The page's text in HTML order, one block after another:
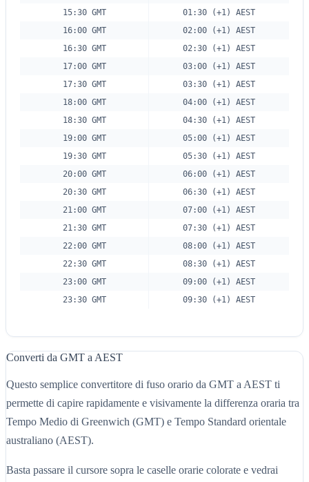
15:30 GMT
01:30 (+1) AEST
16:00 GMT
02:00 (+1) AEST
16:30 GMT
02:30 (+1) AEST
17:00 GMT
03:00 (+1) AEST
17:30 GMT
03:30 (+1) AEST
18:00 GMT
04:00 (+1) AEST
18:30 GMT
04:30 (+1) AEST
19:00 GMT
05:00 (+1) AEST
19:30 GMT
05:30 (+1) AEST
20:00 GMT
06:00 (+1) AEST
20:30 GMT
06:30 (+1) AEST
21:00 GMT
07:00 (+1) AEST
21:30 GMT
07:30 (+1) AEST
22:00 GMT
08:00 (+1) AEST
22:30 GMT
08:30 (+1) AEST
23:00 GMT
09:00 (+1) AEST
23:30 GMT
09:30 (+1) AEST
Converti da GMT a AEST
Questo semplice convertitore di fuso orario da GMT a AEST ti
permette di capire rapidamente e visivamente la differenza oraria tra
Tempo Medio di Greenwich (GMT) e Tempo Standard orientale
australiano (AEST).
Basta passare il cursore sopra le caselle orarie colorate e vedrai